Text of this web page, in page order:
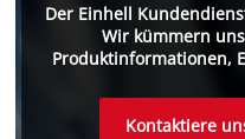
Der Einhell
Wir kümmern
Produktinformationen,
Kontaktiere